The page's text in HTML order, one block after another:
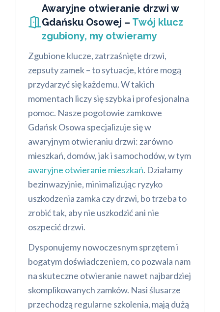
Awaryjne otwieranie drzwi w
Gdańsku Osowej – Twój klucz
zgubiony, my otwieramy
Zgubione klucze, zatrzaśnięte drzwi,
zepsuty zamek – to sytuacje, które mogą
przydarzyć się każdemu. W takich
momentach liczy się szybka i profesjonalna
pomoc. Nasze pogotowie zamkowe
Gdańsk Osowa specjalizuje się w
awaryjnym otwieraniu drzwi: zarówno
mieszkań, domów, jak i samochodów, w tym
awaryjne otwieranie mieszkań. Działamy
bezinwazyjnie, minimalizując ryzyko
uszkodzenia zamka czy drzwi, bo trzeba to
zrobić tak, aby nie uszkodzić ani nie
oszpecić drzwi.
Dysponujemy nowoczesnym sprzętem i
bogatym doświadczeniem, co pozwala nam
na skuteczne otwieranie nawet najbardziej
skomplikowanych zamków. Nasi ślusarze
przechodzą regularne szkolenia, mają dużą